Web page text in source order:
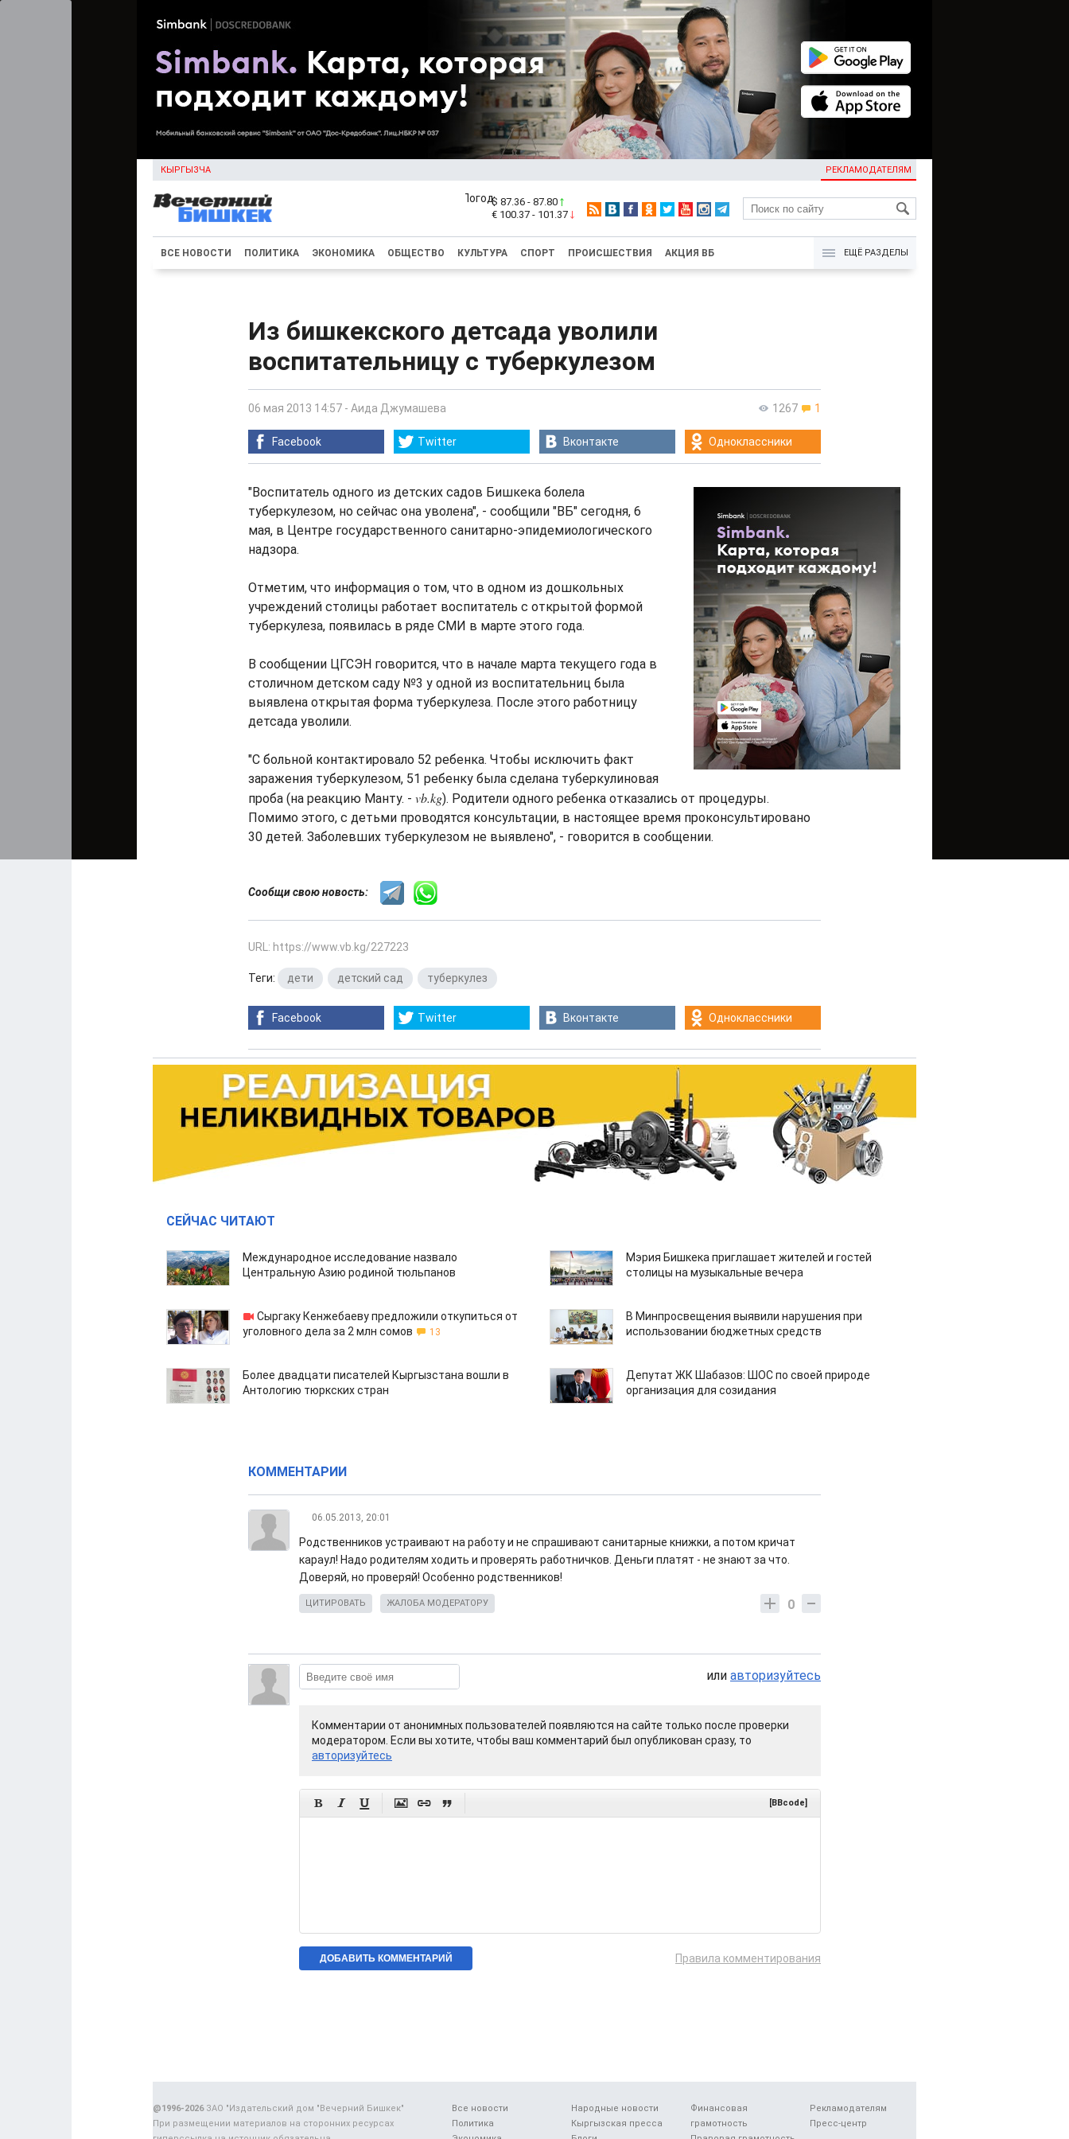
КЫРГЫЗЧА РЕКЛАМОДАТЕЛЯМ
KG
$ 87.36 - 87.80
€ 100.37 - 101.37
ВСЕ НОВОСТИ ПОЛИТИКА ЭКОНОМИКА ОБЩЕСТВО КУЛЬТУРА СПОРТ ПРОИСШЕСТВИЯ АКЦИЯ ВБ ЕЩЁ РАЗДЕЛЫ
Из бишкекского детсада уволили
воспитательницу с туберкулезом
1267 1
06 мая 2013 14:57 - Аида Джумашева
Facebook Twitter Вконтакте Одноклассники
"Воспитатель одного из детских садов Бишкека болела
туберкулезом, но сейчас она уволена", - сообщили "ВБ" сегодня, 6
мая, в Центре государственного санитарно-эпидемиологического
надзора.
Отметим, что информация о том, что в одном из дошкольных
учреждений столицы работает воспитатель с открытой формой
туберкулеза, появилась в ряде СМИ в марте этого года.
В сообщении ЦГСЭН говорится, что в начале марта текущего года в
столичном детском саду №3 у одной из воспитательниц была
выявлена открытая форма туберкулеза. После этого работницу
детсада уволили.
"С больной контактировало 52 ребенка. Чтобы исключить факт
заражения туберкулезом, 51 ребенку была сделана туберкулиновая
проба (на реакцию Манту. - vb.kg). Родители одного ребенка отказались от процедуры.
Помимо этого, с детьми проводятся консультации, в настоящее время проконсультировано
30 детей. Заболевших туберкулезом не выявлено", - говорится в сообщении.
Сообщи свою новость:
URL: https://www.vb.kg/227223
Теги: дети детский сад туберкулез
Facebook Twitter Вконтакте Одноклассники
СЕЙЧАС ЧИТАЮТ
Международное исследование назвало
Центральную Азию родиной тюльпанов
Мэрия Бишкека приглашает жителей и гостей
столицы на музыкальные вечера
Сыргаку Кенжебаеву предложили откупиться от
уголовного дела за 2 млн сомов
13
В Минпросвещения выявили нарушения при
использовании бюджетных средств
Более двадцати писателей Кыргызстана вошли в
Антологию тюркских стран
Депутат ЖК Шабазов: ШОС по своей природе
организация для созидания
КОММЕНТАРИИ
06.05.2013, 20:01
Родственников устраивают на работу и не спрашивают санитарные книжки, а потом кричат
караул! Надо родителям ходить и проверять работничков. Деньги платят - не знают за что.
Доверяй, но проверяй! Особенно родственников!
0
ЦИТИРОВАТЬ ЖАЛОБА МОДЕРАТОРУ
или авторизуйтесь
Комментарии от анонимных пользователей появляются на сайте только после проверки
модератором. Если вы хотите, чтобы ваш комментарий был опубликован сразу, то
авторизуйтесь
      [BBcode]
Правила комментирования
Все новости
Политика
Народные новости
Кыргызская пресса
Финансовая
грамотность
Рекламодателям
Пресс-центр
@1996-2026ЗАО "Издательский дом "Вечерний Бишкек"
При размещении материалов на сторонних ресурсах